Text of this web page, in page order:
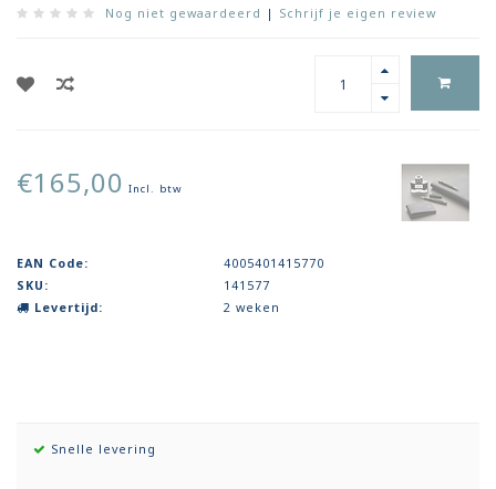
Nog niet gewaardeerd | Schrijf je eigen review
€165,00 Incl. btw
EAN Code:
4005401415770
SKU:
141577
Levertijd:
2 weken
Snelle levering